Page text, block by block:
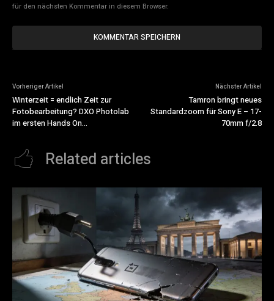
für den nächsten Kommentar in diesem Browser.
Vorheriger Artikel
Winterzeit = endlich Zeit zur
Fotobearbeitung? DXO Photolab
im ersten Hands On…
Nächster Artikel
Tamron bringt neues
Standardzoom für Sony E – 17-
70mm f/2.8
Related articles